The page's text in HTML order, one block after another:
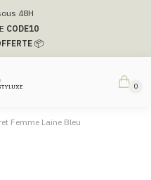
48H
CODE10
📦
0
Femme Laine Bleu​